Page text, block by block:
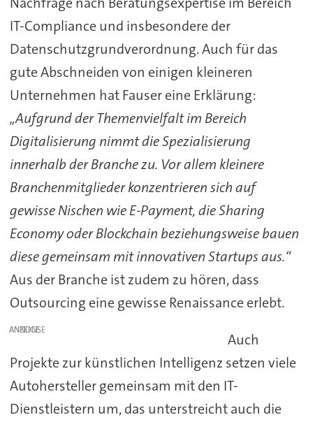
IT-Compliance und insbesondere der
Datenschutzgrundverordnung. Auch für das
gute Abschneiden von einigen kleineren
Unternehmen hat Fauser eine Erklärung:
„Aufgrund der Themenvielfalt im Bereich
Digitalisierung nimmt die Spezialisierung
innerhalb der Branche zu. Vor allem kleinere
Branchenmitglieder konzentrieren sich auf
gewisse Nischen wie E-Payment, die Sharing
Economy oder Blockchain beziehungsweise bauen
diese gemeinsam mit innovativen Startups aus.“
Aus der Branche ist zudem zu hören, dass
Outsourcing eine gewisse Renaissance erlebt.
ANZEIGE
Auch
Projekte zur künstlichen Intelligenz setzen viele
Autohersteller gemeinsam mit den IT-
Dienstleistern um, das unterstreicht auch die